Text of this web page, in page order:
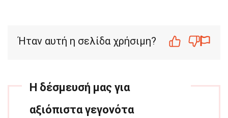
Ήταν αυτή η σελίδα χρήσιμη?
Η δέσμευσή μας για
αξιόπιστα γεγονότα